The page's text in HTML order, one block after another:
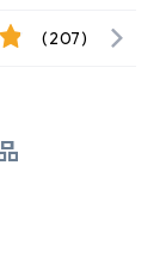
(207)